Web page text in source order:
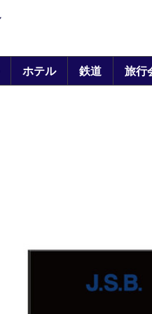
ホテル 鉄道 旅行